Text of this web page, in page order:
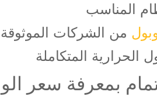
المناسب
من الشركات
الحرارية المتكاملة
بمعرفة سعر